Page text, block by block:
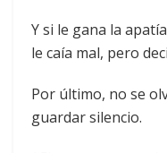
Y si le gana la
le caía mal, pero
Por último, no se
guardar silencio.